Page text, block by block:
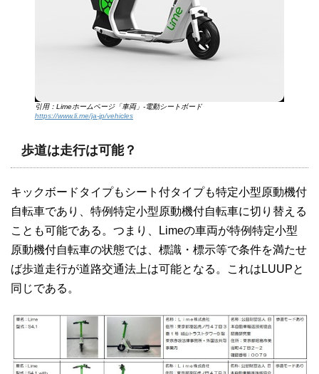
引用：Limeホームページ「車両」-電動シートボード
https://www.li.me/ja-jp/vehicles
歩道は走行は可能？
キックボードタイプもシート付タイプも特定小型原動機付
自転車であり、特例特定小型原動機付自転車に切り替える
ことも可能である。つまり、Limeの車両が特例特定小型
原動機付自転車の状態では、標識・標示等で条件を満たせ
ば歩道走行が道路交通法上は可能となる。これはLUUPと
同じである。